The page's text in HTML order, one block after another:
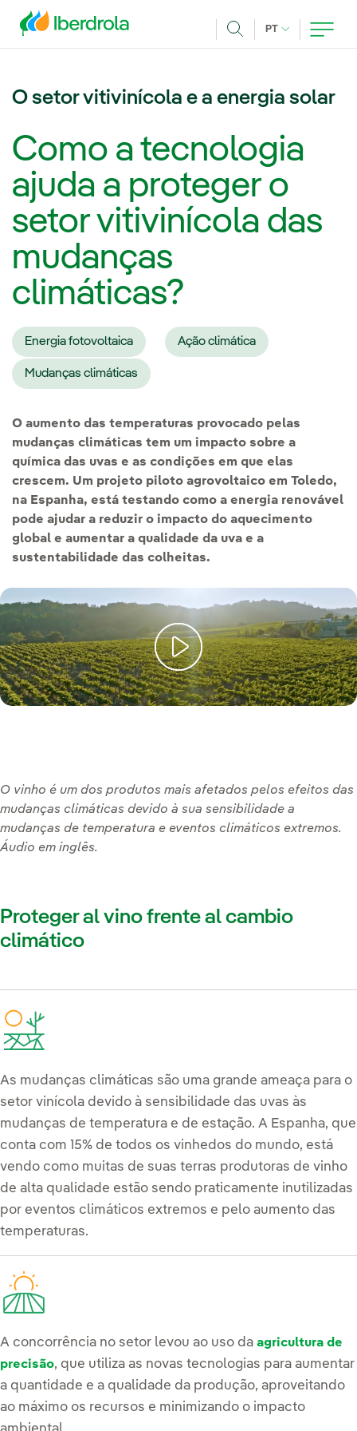
PT IDIOMA ATUAL,
O setor vitivinícola e a energia solar
Como a tecnologia
ajuda a proteger o
setor vitivinícola das
mudanças
climáticas?
Energia fotovoltaica Ação climática
Mudanças climáticas
O aumento das temperaturas provocado pelas
mudanças climáticas tem um impacto sobre a
química das uvas e as condições em que elas
crescem. Um projeto piloto agrovoltaico em Toledo,
na Espanha, está testando como a energia renovável
pode ajudar a reduzir o impacto do aquecimento
global e aumentar a qualidade da uva e a
sustentabilidade das colheitas.
O vinho é um dos produtos mais afetados pelos efeitos das
mudanças climáticas devido à sua sensibilidade a
mudanças de temperatura e eventos climáticos extremos.
Áudio em inglês.
Proteger al vino frente al cambio
climático
As mudanças climáticas são uma grande ameaça para o
setor vinícola devido à sensibilidade das uvas às
mudanças de temperatura e de estação. A Espanha, que
conta com 15% de todos os vinhedos do mundo, está
vendo como muitas de suas terras produtoras de vinho
de alta qualidade estão sendo praticamente inutilizadas
por eventos climáticos extremos e pelo aumento das
temperaturas.
A concorrência no setor levou ao uso da agricultura de
precisão, que utiliza as novas tecnologias para aumentar
a quantidade e a qualidade da produção, aproveitando
ao máximo os recursos e minimizando o impacto